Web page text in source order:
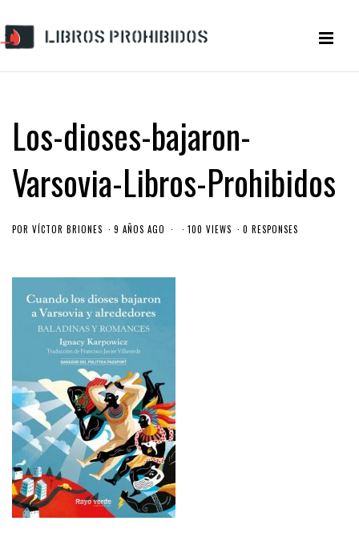
Los-dioses-bajaron-
Varsovia-Libros-Prohibidos
POR VÍCTOR BRIONES 9 AÑOS AGO 100 VIEWS 0 RESPONSES